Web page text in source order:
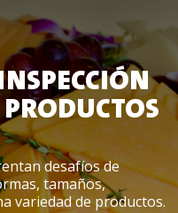
desafíos de
tamaños,
variedad de productos.